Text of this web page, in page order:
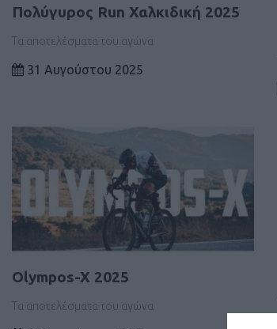
Πολύγυρος Run Χαλκιδική 2025
Τα αποτελέσματα του αγώνα
31 Αυγούστου 2025
Olympos-X 2025
Τα αποτελέσματα του αγώνα